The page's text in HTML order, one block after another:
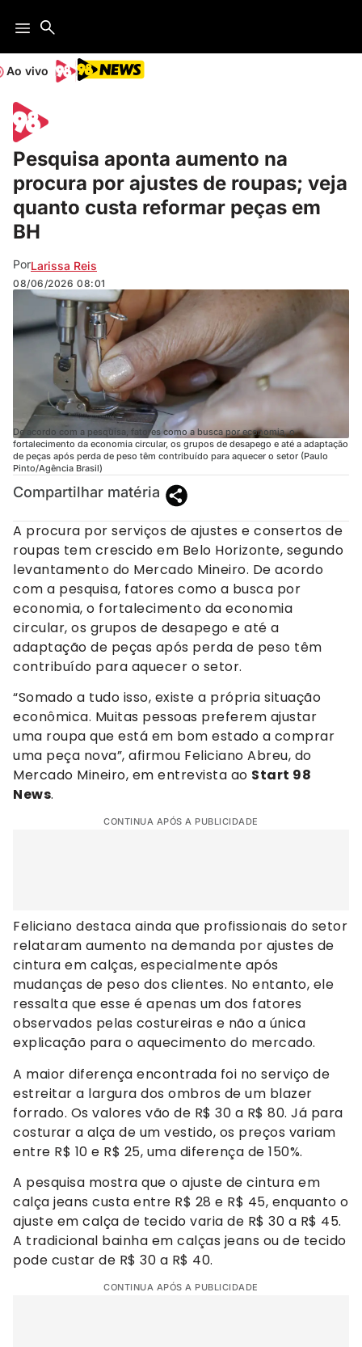
Ao vivo
Pesquisa aponta aumento na
procura por ajustes de roupas; veja
quanto custa reformar peças em
BH
PorLarissa Reis
08/06/2026 08:01
De acordo com a pesquisa, fatores como a busca por economia, o
fortalecimento da economia circular, os grupos de desapego e até a adaptação
de peças após perda de peso têm contribuído para aquecer o setor (Paulo
Pinto/Agência Brasil)
Compartilhar matéria
A procura por serviços de ajustes e consertos de
roupas tem crescido em Belo Horizonte, segundo
levantamento do Mercado Mineiro. De acordo
com a pesquisa, fatores como a busca por
economia, o fortalecimento da economia
circular, os grupos de desapego e até a
adaptação de peças após perda de peso têm
contribuído para aquecer o setor.
“Somado a tudo isso, existe a própria situação
econômica. Muitas pessoas preferem ajustar
uma roupa que está em bom estado a comprar
uma peça nova”, afirmou Feliciano Abreu, do
Mercado Mineiro, em entrevista ao Start 98
News.
CONTINUA APÓS A PUBLICIDADE
Feliciano destaca ainda que profissionais do setor
relataram aumento na demanda por ajustes de
cintura em calças, especialmente após
mudanças de peso dos clientes. No entanto, ele
ressalta que esse é apenas um dos fatores
observados pelas costureiras e não a única
explicação para o aquecimento do mercado.
A maior diferença encontrada foi no serviço de
estreitar a largura dos ombros de um blazer
forrado. Os valores vão de R$ 30 a R$ 80. Já para
costurar a alça de um vestido, os preços variam
entre R$ 10 e R$ 25, uma diferença de 150%.
A pesquisa mostra que o ajuste de cintura em
calça jeans custa entre R$ 28 e R$ 45, enquanto o
ajuste em calça de tecido varia de R$ 30 a R$ 45.
A tradicional bainha em calças jeans ou de tecido
pode custar de R$ 30 a R$ 40.
CONTINUA APÓS A PUBLICIDADE